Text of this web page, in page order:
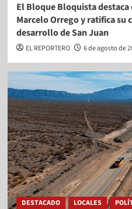
El Bloque Bloquista
Marcelo Orrego y ratifica su
desarrollo de San Juan
EL REPORTERO 6 de agosto de
DESTACADO LOCALES